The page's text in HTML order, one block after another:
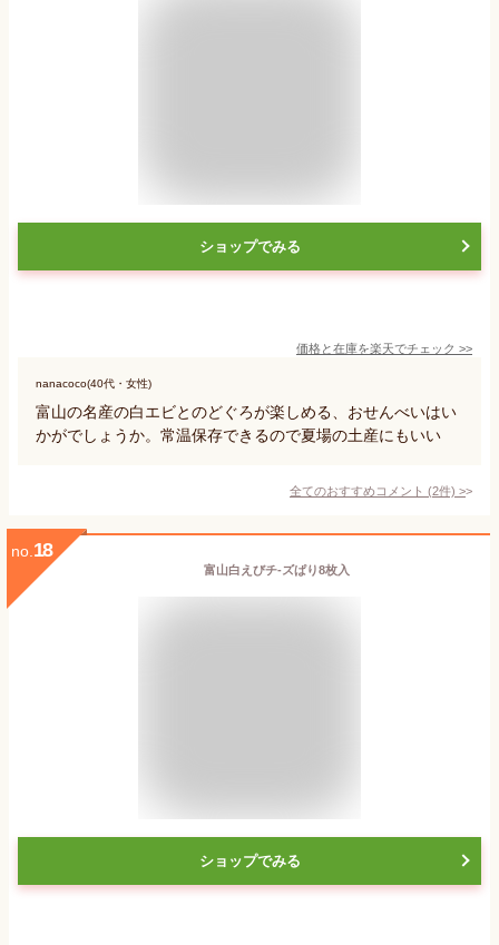
ショップでみる
価格と在庫を楽天でチェック >>
nanacoco(40代・女性)
富山の名産の白エビとのどぐろが楽しめる、おせんべいはい
かがでしょうか。常温保存できるので夏場の土産にもいい
全てのおすすめコメント (2件) >
no. 18
富山白えびチ-ズぱり8枚入
ショップでみる